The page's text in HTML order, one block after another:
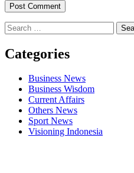
Search
for:
Categories
Business News
Business Wisdom
Current Affairs
Others News
Sport News
Visioning Indonesia